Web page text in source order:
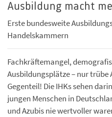
Ausbildung macht
Erste bundesweite
Handelskammern
Fachkräftemangel,
Ausbildungsplätze – nur trübe
Gegenteil! Die IHKs sehen
jungen Menschen in
und Azubis nie wertvoller